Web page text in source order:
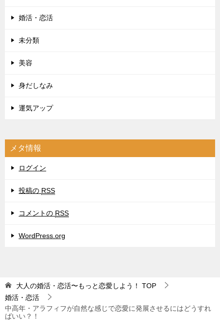
婚活・恋活
未分類
美容
身だしなみ
運気アップ
メタ情報
ログイン
投稿の RSS
コメントの RSS
WordPress.org
大人の婚活・恋活〜もっと恋愛しよう！
TOP
婚活・恋活
中高年・アラフィフが自然な感じで恋愛に発展させるにはどうすれ
ばいい？！